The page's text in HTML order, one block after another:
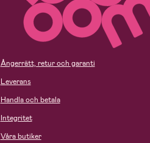
Ångerrätt, retur och garanti
Leverans
Handla och betala
Integritet
Våra butiker